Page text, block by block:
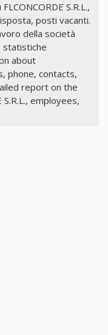
S.R.L.,
posti vacanti.
della società
statistiche
about
phone, contacts,
report on the
employees,